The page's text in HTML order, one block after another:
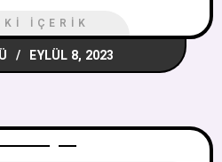
İÇERIK
EYLÜL 8, 2023